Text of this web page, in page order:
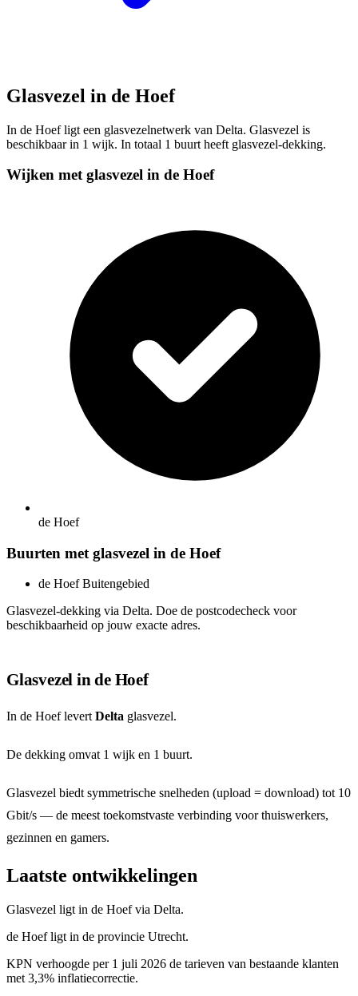
Glasvezel in de Hoef
In de Hoef ligt een glasvezelnetwerk van Delta. Glasvezel is
beschikbaar in 1 wijk. In totaal 1 buurt heeft glasvezel-dekking.
Wijken met glasvezel in de Hoef
de Hoef
Buurten met glasvezel in de Hoef
de Hoef Buitengebied
Glasvezel-dekking via Delta. Doe de postcodecheck voor
beschikbaarheid op jouw exacte adres.
Glasvezel in de Hoef
In de Hoef levert Delta glasvezel.
De dekking omvat 1 wijk en 1 buurt.
Glasvezel biedt symmetrische snelheden (upload = download) tot 10
Gbit/s — de meest toekomstvaste verbinding voor thuiswerkers,
gezinnen en gamers.
Laatste ontwikkelingen
Glasvezel ligt in de Hoef via Delta.
de Hoef ligt in de provincie Utrecht.
KPN verhoogde per 1 juli 2026 de tarieven van bestaande klanten
met 3,3% inflatiecorrectie.